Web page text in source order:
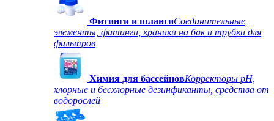
Фитинги и шлангиСоединительные
элементы, фитинги, краники на бак и трубки для
фильтров
Химия для бассейновКорректоры рН,
хлорные и бесхлорные дезинфиканты, средства от
водорослей